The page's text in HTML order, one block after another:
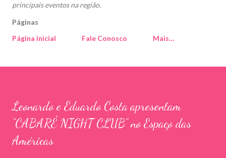
principais eventos na região.
Páginas
Página inicial
Fale Conosco Mais…
Leonardo e Eduardo Costa apresentam
“CABARÉ NIGHT CLUB” no Espaço das
Américas